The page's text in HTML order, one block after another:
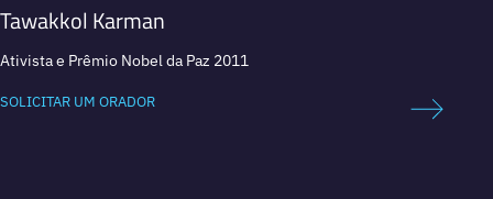
Tawakkol Karman
Ativista e Prêmio Nobel da Paz 2011
SOLICITAR UM ORADOR